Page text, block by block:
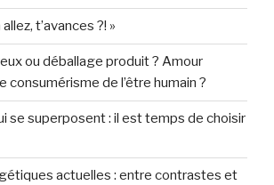
t’avances ?! »
ou déballage produit ? Amour
consumérisme de l’être humain ?
se superposent : il est temps de choisir
actuelles : entre contrastes et